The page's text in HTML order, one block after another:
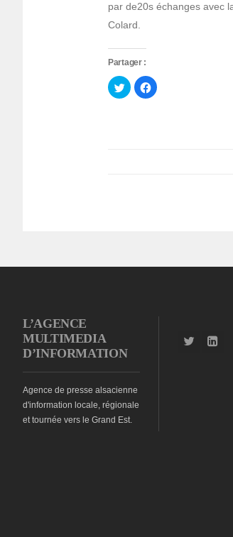
par de20s échanges avec
Colard.
Partager :
Cliquez
pour
partager
Cliquez
pour
L’AGENCE
MULTIMEDIA
D’INFORMATION
Agence de presse alsacienne
d'information locale, régionale
et tournée vers le Grand Est.